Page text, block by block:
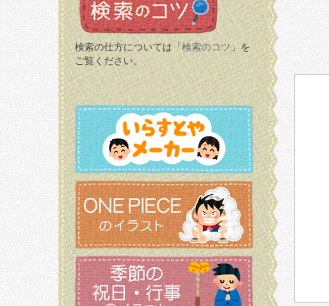
検索の仕方については「 検索のコツ 」を
ご覧ください。